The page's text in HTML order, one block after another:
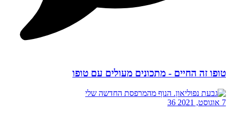
טופו זה החיים - מתכונים מעולים עם טופו
7 אוגוסט, 2021 36